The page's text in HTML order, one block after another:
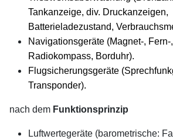
Tankanzeige, div. Druckanzeigen,
Batterieladezustand,
Navigationsgeräte (Magnet-, Fern-
Radiokompass, Borduhr).
Flugsicherungsgeräte
Transponder).
nach dem Funktionsprinzip
Luftwertegeräte (barometrische: